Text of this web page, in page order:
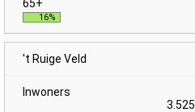
16%
't Ruige Veld
3.525